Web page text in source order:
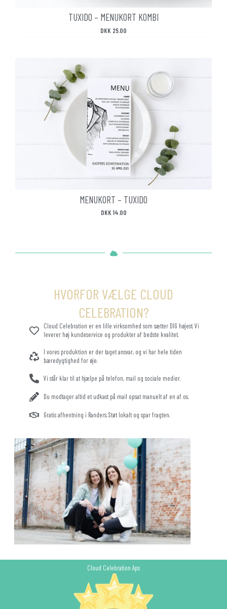
TUXIDO – MENUKORT KOMBI
DKK 25.00
MENUKORT – TUXIDO
DKK14.00
HVORFOR VÆLGE CLOUD
CELEBRATION?
Cloud Celebration er en lille virksomhed som sætter DIG højest. Vi
leverer høj kundeservice og produkter af bedste kvalitet.
I vores produktion er der taget ansvar, og vi har hele tiden
bæredygtighed for øje.
Vi står klar til at hjælpe på telefon, mail og sociale medier.
Du modtager altid et udkast på mail opsat manuelt af en af os.
Gratis afhentning i Randers. Støt lokalt og spar fragten.
Cloud Celebration Aps